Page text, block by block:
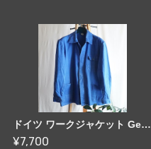
ドイツ ワークジャケット Germany 80-90's [C2297]
¥7,700